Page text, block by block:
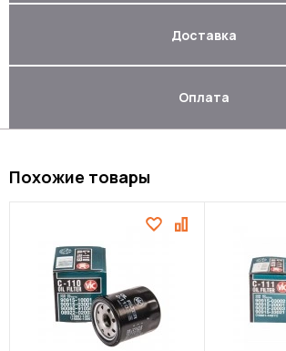
Доставка
Оплата
Похожие товары